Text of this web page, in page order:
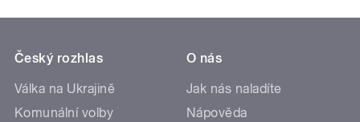
Český rozhlas
Válka na Ukrajině
Komunální volby
O nás
Jak nás naladíte
Nápověda